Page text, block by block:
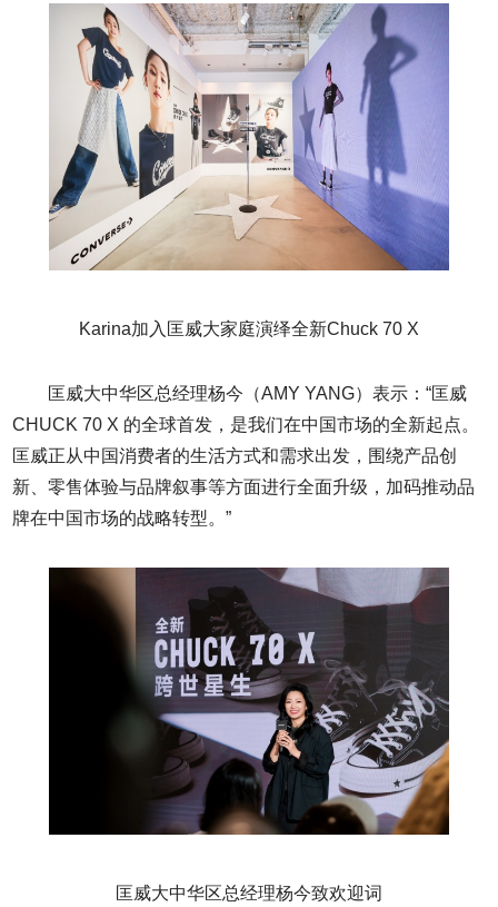
Karina加入匡威大家庭演绎全新Chuck 70 X
匡威大中华区总经理杨今（AMY YANG）表示：“匡威
CHUCK 70 X 的全球首发，是我们在中国市场的全新起点。
匡威正从中国消费者的生活方式和需求出发，围绕产品创
新、零售体验与品牌叙事等方面进行全面升级，加码推动品
牌在中国市场的战略转型。”
匡威大中华区总经理杨今致欢迎词